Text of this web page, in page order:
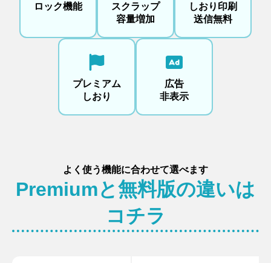
ロック機能
スクラップ
容量増加
しおり印刷
送信無料
プレミアム
しおり
広告
非表示
よく使う機能に合わせて選べます
Premiumと無料版の違いは
コチラ